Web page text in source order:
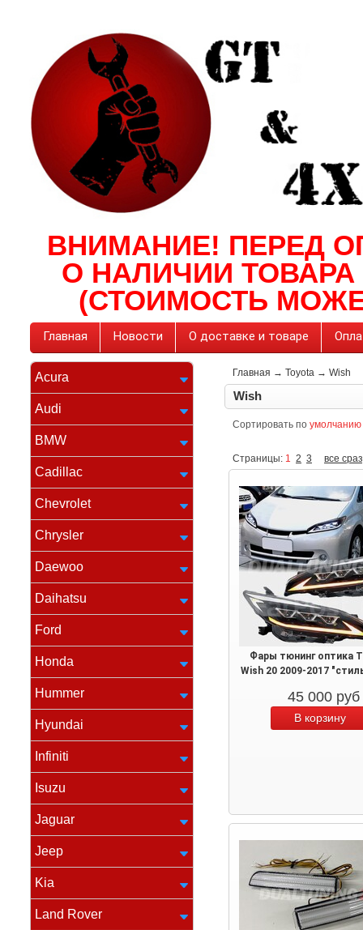
ВНИМАНИЕ! ПЕРЕД
О НАЛИЧИИ
(СТОИМОСТЬ
Главная Новости О доставке и товаре
Acura
Audi
BMW
Cadillac
Chevrolet
Chrysler
Daewoo
Daihatsu
Ford
Honda
Hummer
Hyundai
Infiniti
Isuzu
Jaguar
Jeep
Kia
Land Rover
Главная → Toyota → Wish
Wish
Сортировать по умолчанию
Страницы: 1 2 3 все
Фары тюнинг оптика
Wish 20 2009-2017
45 000 руб